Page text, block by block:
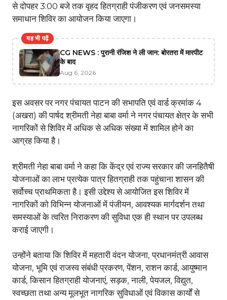
से दोपहर 3:00 बजे तक वृहद हितग्राही पंजीकरण एवं जनसमस्या
समाधान शिविर का आयोजन किया जाएगा।
यह भी पढ़ें
CG NEWS : पुरानी रंजिश ने ली जान: बोरतरा में मारपीट
के बाद
Aug 6, 2026
इस अवसर पर नगर पंचायत पाटन की सभापति एवं वार्ड क्रमांक 4
(अखरा) की पार्षद श्रीमती नेहा बाबा वर्मा ने नगर पंचायत क्षेत्र के सभी
नागरिकों से शिविर में अधिक से अधिक संख्या में शामिल होने का
आग्रह किया है।
श्रीमती नेहा बाबा वर्मा ने कहा कि केंद्र एवं राज्य सरकार की जनहितैषी
योजनाओं का लाभ प्रत्येक पात्र हितग्राही तक पहुंचाना शासन की
सर्वोच्च प्राथमिकता है। इसी उद्देश्य से आयोजित इस शिविर में
नागरिकों को विभिन्न योजनाओं में पंजीयन, आवश्यक मार्गदर्शन तथा
समस्याओं के त्वरित निराकरण की सुविधा एक ही स्थान पर उपलब्ध
कराई जाएगी।
उन्होंने बताया कि शिविर में महतारी वंदन योजना, प्रधानमंत्री आवास
योजना, भूमि एवं राजस्व संबंधी प्रकरण, पेंशन, राशन कार्ड, आयुष्मान
कार्ड, किसान हितग्राही योजनाएं, सड़क, नाली, पेयजल, विद्युत,
स्वच्छता तथा अन्य मूलभूत नागरिक सुविधाओं एवं विकास कार्यों से